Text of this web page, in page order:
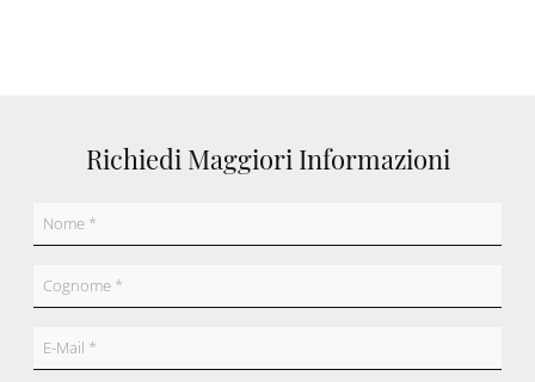
Richiedi Maggiori Informazioni